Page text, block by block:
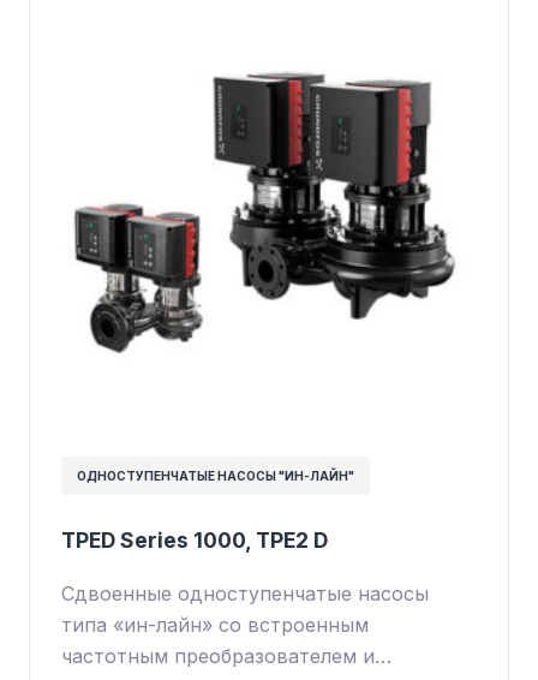
ОДНОСТУПЕНЧАТЫЕ НАСОСЫ "ИН-ЛАЙН"
TPED Series 1000, TPE2 D
Сдвоенные одноступенчатые насосы
типа «ин-лайн» со встроенным
частотным преобразователем и…